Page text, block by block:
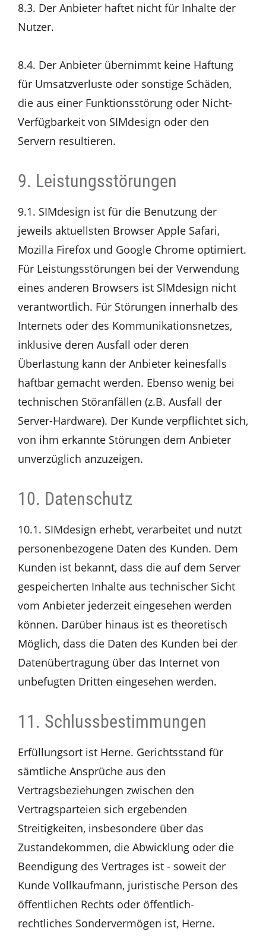
8.3. Der Anbieter haftet nicht für Inhalte der
Nutzer.
8.4. Der Anbieter übernimmt keine Haftung
für Umsatzverluste oder sonstige Schäden,
die aus einer Funktionsstörung oder Nicht-
Verfügbarkeit von SIMdesign oder den
Servern resultieren.
9. Leistungsstörungen
9.1. SIMdesign ist für die Benutzung der
jeweils aktuellsten Browser Apple Safari,
Mozilla Firefox und Google Chrome optimiert.
Für Leistungsstörungen bei der Verwendung
eines anderen Browsers ist SlMdesign nicht
verantwortlich. Für Störungen innerhalb des
Internets oder des Kommunikationsnetzes,
inklusive deren Ausfall oder deren
Überlastung kann der Anbieter keinesfalls
haftbar gemacht werden. Ebenso wenig bei
technischen Störanfällen (z.B. Ausfall der
Server-Hardware). Der Kunde verpflichtet sich,
von ihm erkannte Störungen dem Anbieter
unverzüglich anzuzeigen.
10. Datenschutz
10.1. SIMdesign erhebt, verarbeitet und nutzt
personenbezogene Daten des Kunden. Dem
Kunden ist bekannt, dass die auf dem Server
gespeicherten Inhalte aus technischer Sicht
vom Anbieter jederzeit eingesehen werden
können. Darüber hinaus ist es theoretisch
Möglich, dass die Daten des Kunden bei der
Datenübertragung über das Internet von
unbefugten Dritten eingesehen werden.
11. Schlussbestimmungen
Erfüllungsort ist Herne. Gerichtsstand für
sämtliche Ansprüche aus den
Vertragsbeziehungen zwischen den
Vertragsparteien sich ergebenden
Streitigkeiten, insbesondere über das
Zustandekommen, die Abwicklung oder die
Beendigung des Vertrages ist - soweit der
Kunde Vollkaufmann, juristische Person des
öffentlichen Rechts oder öffentlich-
rechtliches Sondervermögen ist, Herne.